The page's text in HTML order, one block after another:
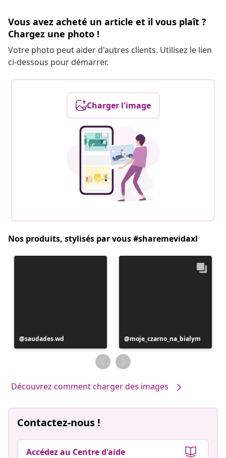
Vous avez acheté un article et il vous plaît ?
Chargez une photo !
Votre photo peut aider d'autres clients. Utilisez le lien
ci-dessous pour démarrer.
Charger l'image
Nos produits, stylisés par vous #sharemevidaxl
Publication
publiée
saudades.wd
Publication
publiée
par
moje_czarno_na_bialym
Découvrez comment charger des images
Contactez-nous !
Accédez au Centre d'aide